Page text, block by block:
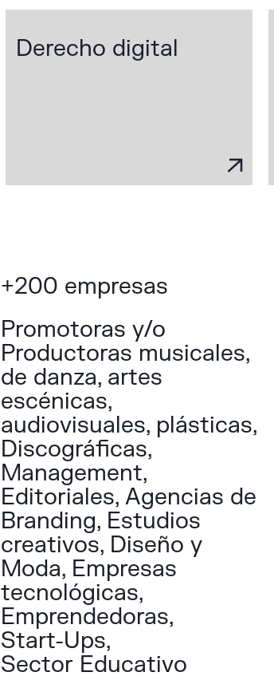
Derecho digital
+200 empresas
Promotoras y/o
Productoras musicales,
de danza, artes
escénicas,
audiovisuales, plásticas,
Discográficas,
Management,
Editoriales, Agencias de
Branding, Estudios
creativos, Diseño y
Moda, Empresas
tecnológicas,
Emprendedoras,
Start-Ups,
Sector Educativo